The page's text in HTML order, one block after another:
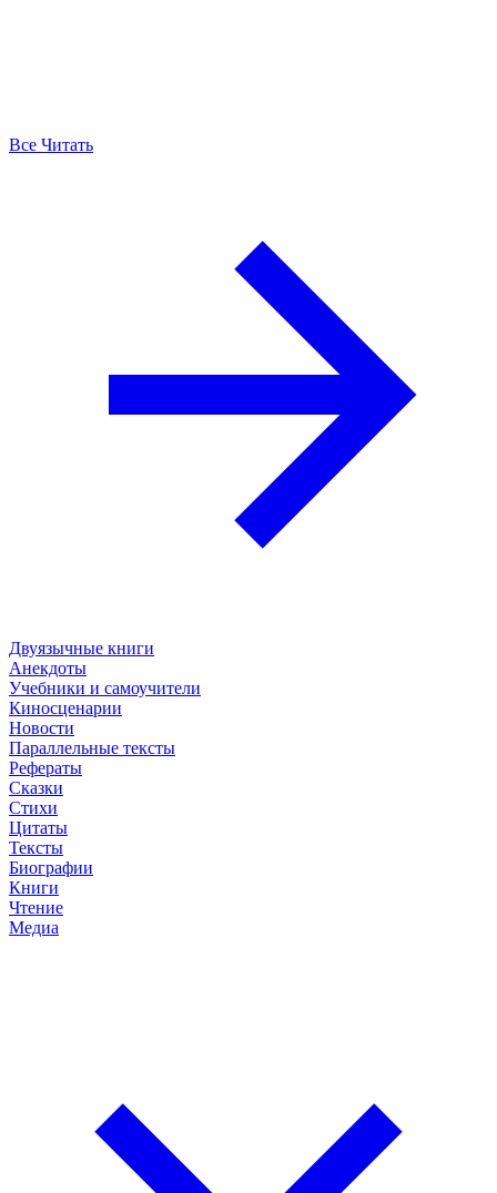
Все Читать
Двуязычные книги
Анекдоты
Учебники и самоучители
Киносценарии
Новости
Параллельные тексты
Рефераты
Сказки
Стихи
Цитаты
Тексты
Биографии
Книги
Чтение
Медиа